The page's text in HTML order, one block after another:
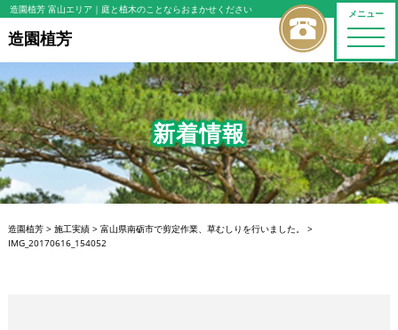
メニュー
toggle
造園植芳 富山エリア ｜庭と植木のことならおまかせください
造園植芳
新着情報
造園植芳> 施工実績> 富山県南砺市で剪定作業、草むしりを行いました。
>
IMG_20170616_154052